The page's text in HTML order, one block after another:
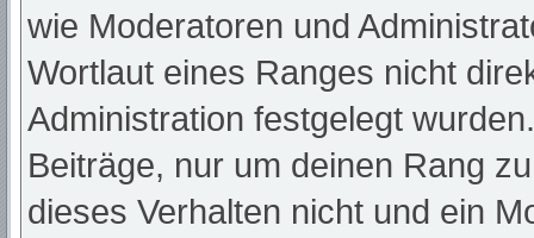
wie Moderatoren und
Wortlaut eines Ranges nicht
Administration festgelegt
Beiträge, nur um deinen Rang
dieses Verhalten nicht und ein